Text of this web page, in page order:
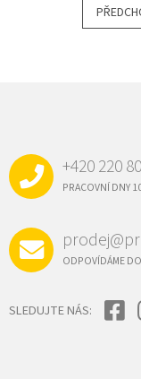
+420 220
PRACOVNÍ DNY
ODPOVÍDÁME
SLEDUJTE NÁS: